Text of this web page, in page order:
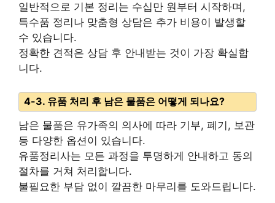
일반적으로 기본 정리는 수십만 원부터 시작하며,
특수품 정리나 맞춤형 상담은 추가 비용이 발생할
수 있습니다.
정확한 견적은 상담 후 안내받는 것이 가장 확실합
니다.
4-3. 유품 처리 후 남은 물품은 어떻게 되나요?
남은 물품은 유가족의 의사에 따라 기부, 폐기, 보관
등 다양한 옵션이 있습니다.
유품정리사는 모든 과정을 투명하게 안내하고 동의
절차를 거쳐 처리합니다.
불필요한 부담 없이 깔끔한 마무리를 도와드립니다.